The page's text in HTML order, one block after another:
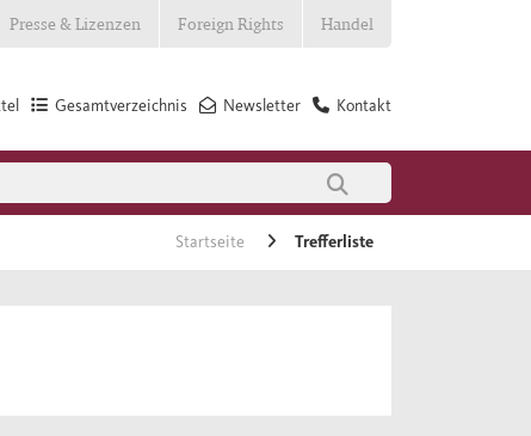
Presse & Lizenzen Foreign Rights Handel
Kontakt
Newsletter
Gesamtverzeichnis
Startseite Trefferliste